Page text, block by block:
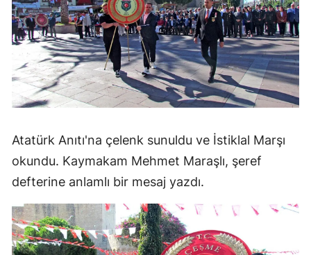
Atatürk Anıtı'na çelenk sunuldu ve İstiklal Marşı
okundu. Kaymakam Mehmet Maraşlı, şeref
defterine anlamlı bir mesaj yazdı.